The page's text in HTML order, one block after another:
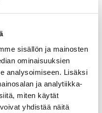
sisällön ja mainosten
ominaisuuksien
analysoimiseen. Lisäksi
ja analytiikka-
miten käytät
yhdistää näitä